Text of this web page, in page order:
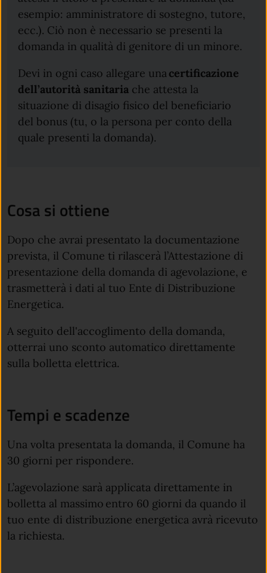
esempio: amministratore di sostegno, tutore,
ecc.). Ciò non è necessario se presenti la
domanda in qualità di genitore di un minore.
Devi in ogni caso allegare unacertificazione
dell’autorità sanitaria che attesta la
situazione di disagio fisico del beneficiario
del bonus (tu, o la persona per conto della
quale presenti la domanda).
Cosa si ottiene
Dopo che avrai presentato la documentazione
prevista, il Comune ti rilascerà l’Attestazione di
presentazione della domanda di agevolazione, e
trasmetterà i dati al tuo Ente di Distribuzione
Energetica.
A seguito dell'accoglimento della domanda,
otterrai uno sconto automatico direttamente
sulla bolletta elettrica.
Tempi e scadenze
Una volta presentata la domanda, il Comune ha
30 giorni per rispondere.
L’agevolazione sarà applicata direttamente in
bolletta al massimo entro 60 giorni da quando il
tuo ente di distribuzione energetica avrà ricevuto
la richiesta.